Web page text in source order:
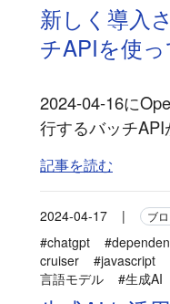
新しく導入
チAPIを使
2024-04-16に
行するバッチ
記事を読む
2024-04-17 | ブ
#chatgpt
cruiser
#javascript
言語モデル
#生成AI